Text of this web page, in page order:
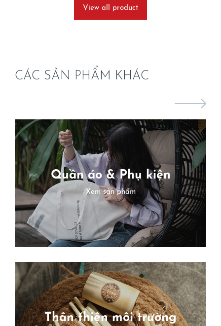
View all product
CÁC SẢN PHẨM KHÁC
Quần áo & Phụ kiện
Xem sản phẩm
Thân thiện môi trường